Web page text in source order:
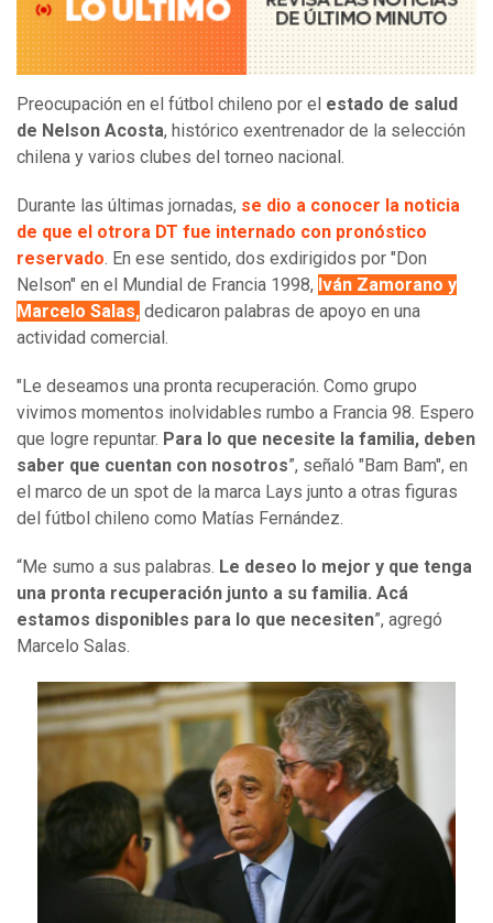
Preocupación en el fútbol chileno por el estado de salud
de Nelson Acosta, histórico exentrenador de la selección
chilena y varios clubes del torneo nacional.
Durante las últimas jornadas, se dio a conocer la noticia
de que el otrora DT fue internado con pronóstico
reservado. En ese sentido, dos exdirigidos por "Don
Nelson" en el Mundial de Francia 1998, Iván Zamorano y
Marcelo Salas, dedicaron palabras de apoyo en una
actividad comercial.
"Le deseamos una pronta recuperación. Como grupo
vivimos momentos inolvidables rumbo a Francia 98. Espero
que logre repuntar. Para lo que necesite la familia, deben
saber que cuentan con nosotros”, señaló "Bam Bam", en
el marco de un spot de la marca Lays junto a otras figuras
del fútbol chileno como Matías Fernández.
“Me sumo a sus palabras. Le deseo lo mejor y que tenga
una pronta recuperación junto a su familia. Acá
estamos disponibles para lo que necesiten”, agregó
Marcelo Salas.